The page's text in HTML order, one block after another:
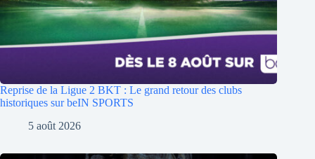
Reprise de la Ligue 2 BKT : Le grand retour des clubs
historiques sur beIN SPORTS
5 août 2026